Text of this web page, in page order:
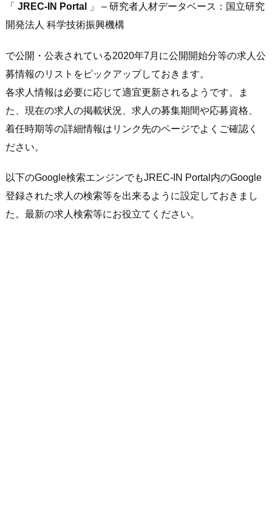
「 JREC-IN Portal
」 – 研究者人材データベース：国立研究
開発法人 科学技術振興機構
で公開・公表されている2020年7月に公開開始分等の求人公
募情報のリストをピックアップしておきます。
各求人情報は必要に応じて適宜更新されるようです。ま
た、現在の求人の掲載状況、求人の募集期間や応募資格、
着任時期等の詳細情報はリンク先のページでよくご確認く
ださい。
以下のGoogle検索エンジンでもJREC-IN Portal内のGoogle
登録された求人の検索等を出来るように設定しておきまし
た。最新の求人検索等にお役立てください。